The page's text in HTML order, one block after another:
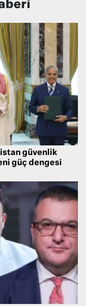
güvenlik
güç dengesi